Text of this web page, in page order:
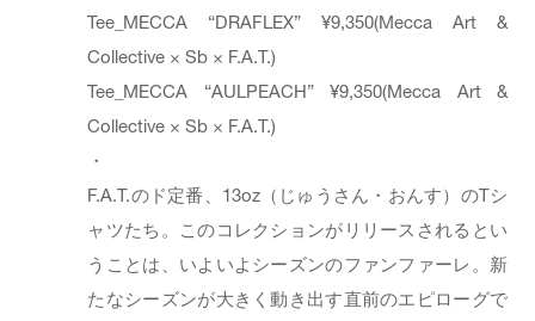
Tee_MECCA “DRAFLEX” ¥9,350(Mecca Art &
Collective × Sb × F.A.T.)
Tee_MECCA “AULPEACH” ¥9,350(Mecca Art &
Collective × Sb × F.A.T.)
・
F.A.T.のド定番、13oz（じゅうさん・おんす）のTシ
ャツたち。このコレクションがリリースされるとい
うことは、いよいよシーズンのファンファーレ。新
たなシーズンが大きく動き出す直前のエピローグで